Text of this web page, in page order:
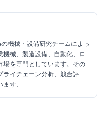
機械・設備研究チームによっ
械、製造設備、自動化、ロ
場を専門としています。その
ライチェーン分析、競合評
す。